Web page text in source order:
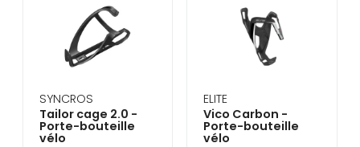
SYNCROS
Tailor cage 2.0 -
Porte-bouteille
vélo
ELITE
Vico Carbon -
Porte-bouteille
vélo